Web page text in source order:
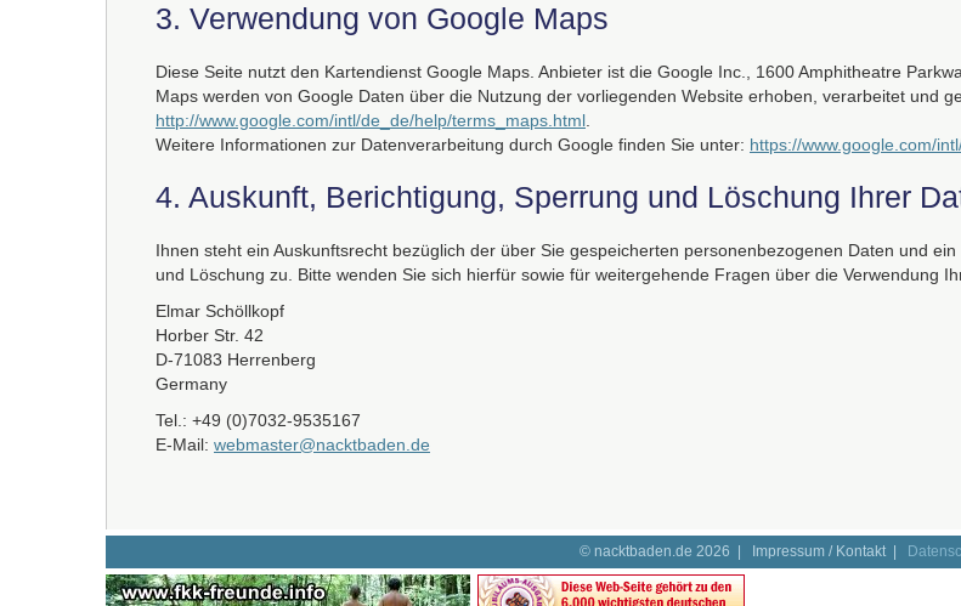
3. Verwendung von Google Maps
Diese Seite nutzt den Kartendienst Google Maps. Anbieter ist die Google Inc., 1600 Amphitheatre
Maps werden von Google Daten über die Nutzung der vorliegenden Website erhoben, verarbeitet und
http://www.google.com/intl/de_de/help/terms_maps.html
Weitere Informationen zur Datenverarbeitung durch Google finden Sie unter: https://www.google.com/
4. Auskunft, Berichtigung, Sperrung und Löschung Ihrer
Ihnen steht ein Auskunftsrecht bezüglich der über Sie gespeicherten personenbezogenen Daten und
und Löschung zu. Bitte wenden Sie sich hierfür sowie für weitergehende Fragen über die Verwendung
Elmar Schöllkopf
Horber Str. 42
D-71083 Herrenberg
Germany
Tel.: +49 (0)7032-9535167
E-Mail: webmaster@nacktbaden.de
© nacktbaden.de 2026 | Impressum / Kontakt|